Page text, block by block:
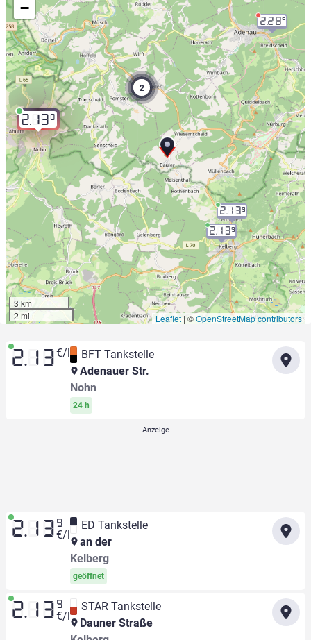
2.130
2.289
2
2.139
2.139
−
3 km
2 mi
Leaflet | ©OpenStreetMap contributors
2.13 €/l
BFT Tankstelle
Adenauer Str.
Nohn
24 h
2.13 9
€/l
ED Tankstelle
an der
Kelberg
geöffnet
2.13 9
€/l
STAR Tankstelle
Dauner Straße